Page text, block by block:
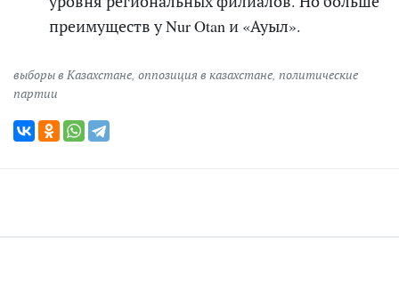
преимуществ у Nur Otan и «Ауыл».
выборы в Казахстане оппозиция в казахстане политические
партии